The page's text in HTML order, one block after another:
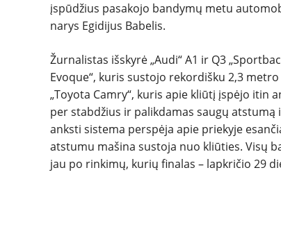
įspūdžius pasakojo bandymų metu
narys Egidijus Babelis.
Žurnalistas išskyrė „Audi“ A1 ir Q3
Evoque“, kuris sustojo rekordišku 2,3
„Toyota Camry“, kuris apie kliūtį įspėjo itin
per stabdžius ir palikdamas saugų atstumą
anksti sistema perspėja apie priekyje
atstumu mašina sustoja nuo kliūties. Visų
jau po rinkimų, kurių finalas – lapkričio 29